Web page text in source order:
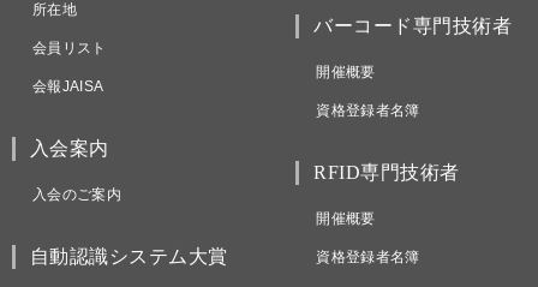
所在地
会員リスト
会報JAISA
入会案内
入会のご案内
自動認識システム大賞
バーコード専門技術者
開催概要
資格登録者名簿
RFID専門技術者
開催概要
資格登録者名簿